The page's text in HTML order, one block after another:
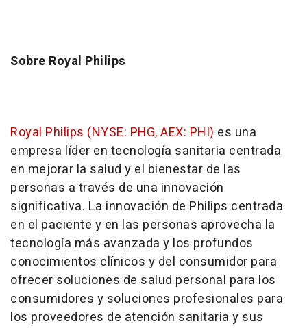
Sobre Royal Philips
Royal Philips (NYSE: PHG, AEX: PHI) es una
empresa líder en tecnología sanitaria centrada
en mejorar la salud y el bienestar de las
personas a través de una innovación
significativa. La innovación de Philips centrada
en el paciente y en las personas aprovecha la
tecnología más avanzada y los profundos
conocimientos clínicos y del consumidor para
ofrecer soluciones de salud personal para los
consumidores y soluciones profesionales para
los proveedores de atención sanitaria y sus